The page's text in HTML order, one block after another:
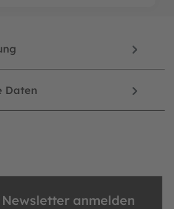
Daten
anmelden